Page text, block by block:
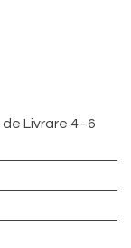
de Livrare 4–6